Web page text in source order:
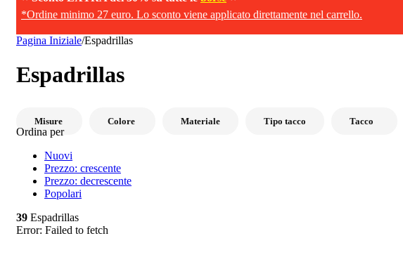
*Ordine minimo 27 euro. Lo sconto viene applicato direttamente nel carrello.
Pagina Iniziale/Espadrillas
Espadrillas
Misure Colore Materiale Tipo tacco Tacco
Ordina per
Nuovi
Prezzo: crescente
Prezzo: decrescente
Popolari
39 Espadrillas
Error: Failed to fetch